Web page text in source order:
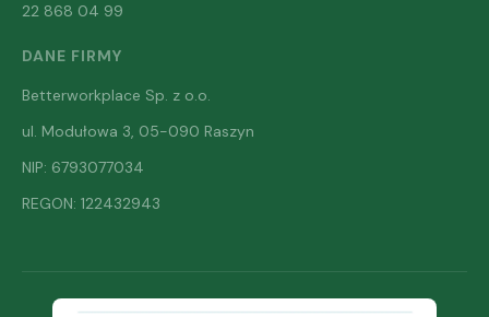
22 868 04 99
DANE FIRMY
Betterworkplace Sp. z o.o.
ul. Modułowa 3, 05-090 Raszyn
NIP: 6793077034
REGON: 122432943